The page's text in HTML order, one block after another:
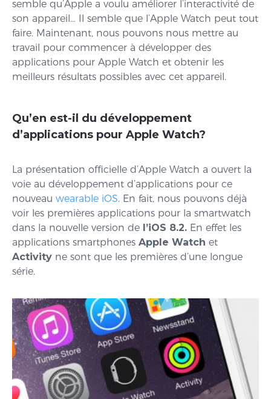
semble qu’Apple a voulu améliorer l’interactivité de
son appareil… Il semble que l’Apple Watch peut tout
faire. Maintenant, nous pouvons nous mettre au
travail pour commencer à développer des
applications pour Apple Watch et obtenir les
meilleurs résultats possibles avec cet appareil.
Qu’en est-il du développement
d’applications pour Apple Watch?
La présentation officielle d’Apple Watch a ouvert la
voie au développement d’applications pour ce
nouveau wearable iOS. En fait, nous pouvons déjà
voir les premières applications pour la smartwatch
dans la nouvelle version de l’iOS 8.2. En effet les
applications smartphones Apple Watch et
Activity ne sont que les premières d’une longue
série.